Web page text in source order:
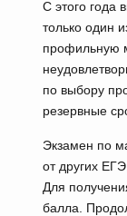
С этого года
только один
профильную
по выбору
резервные
Экзамен по
от других
Для
балла.